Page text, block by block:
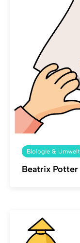
Biologie & Umwelt
Beatrix Potter